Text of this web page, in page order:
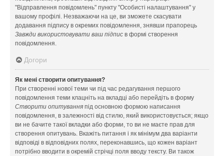
"Відправлення повідомлень" пункту "Особисті налаштування" у
вашому профілі. Незважаючи на це, ви зможете скасувати
додавання підпису в окремих повідомлення, знявши прапорець
Завжди використовувати ваш підпис в формі створення
повідомлення.
Догори
Як мені створити опитування?
При створенні нової теми чи під час редагування першого
повідомлення теми клацніть на вкладці або перейдіть в форму
Створити опитування під основною формою написання
повідомлення, в залежності від стилю, який використовується; якщо
ви не бачите такої вкладки або форми, то ви не маєте прав для
створення опитувань. Вкажіть питання і як мінімум два варіанти
відповіді в відповідних полях, переконавшись, що кожен варіант
потрібно вводити в окремій стрічці поля вводу тексту. Ви також